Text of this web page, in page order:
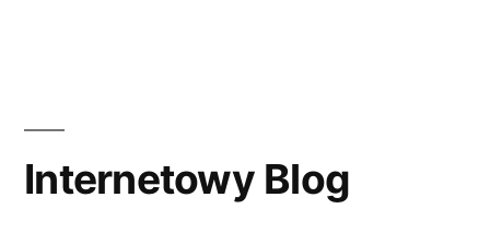
Internetowy Blog